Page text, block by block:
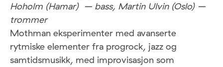
Hoholm (Hamar) – bass, Martin Ulvin (Oslo) –
trommer
Mothman eksperimenter med avanserte
rytmiske elementer fra progrock, jazz og
samtidsmusikk, med improvisasjon som